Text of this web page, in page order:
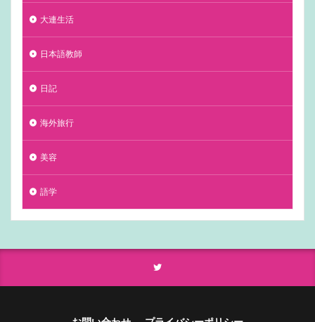
大連生活
日本語教師
日記
海外旅行
美容
語学